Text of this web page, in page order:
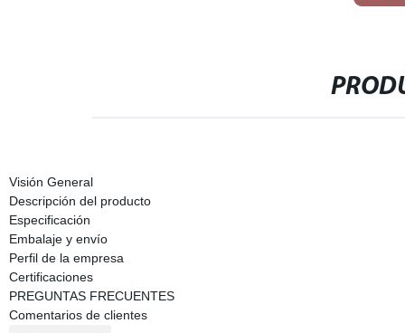
Visión General
Descripción del producto
Especificación
Embalaje y envío
Perfil de la empresa
Certificaciones
PREGUNTAS FRECUENTES
Comentarios de clientes